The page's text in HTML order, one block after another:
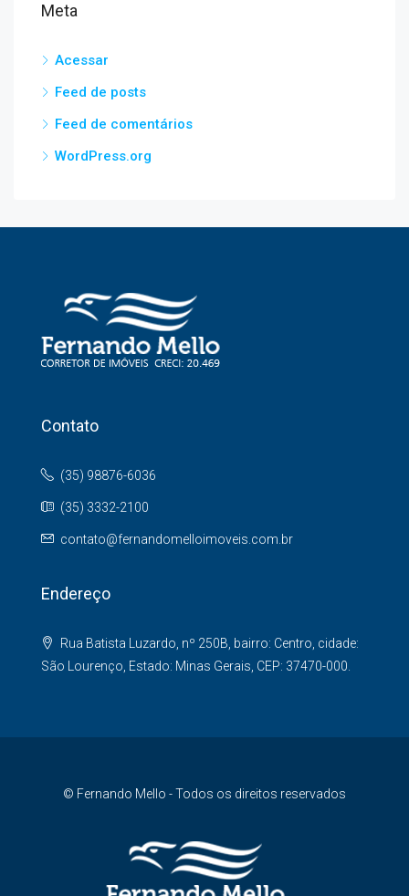
Meta
Acessar
Feed de posts
Feed de comentários
WordPress.org
Contato
(35) 98876-6036
(35) 3332-2100
contato@fernandomelloimoveis.com.br
Endereço
Rua Batista Luzardo, nº 250B, bairro: Centro, cidade:
São Lourenço, Estado: Minas Gerais, CEP: 37470-000.
© Fernando Mello - Todos os direitos reservados